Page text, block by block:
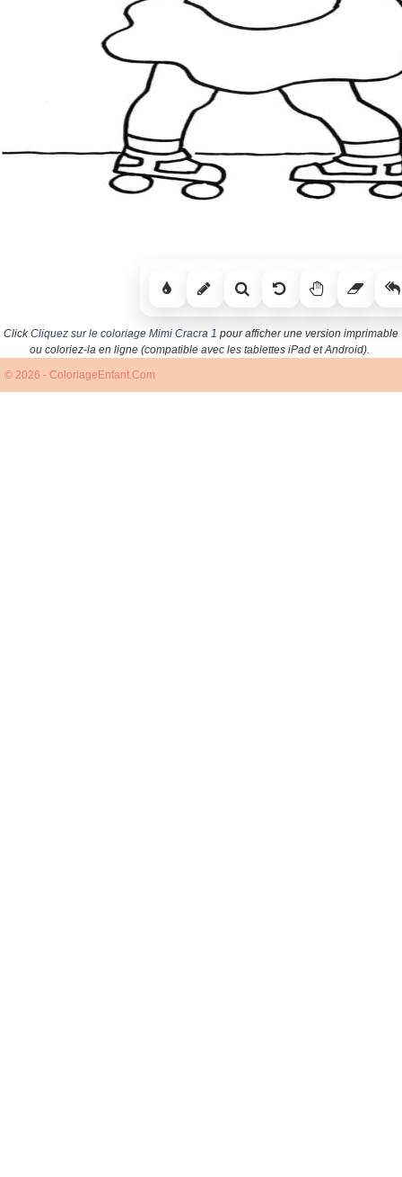
ClickCliquez sur le coloriage Mimi Cracra 1 pour afficher une version imprimable
ou coloriez-la en ligne (compatible avec les tablettes iPad et Android).
© 2026 - ColoriageEnfant.Com